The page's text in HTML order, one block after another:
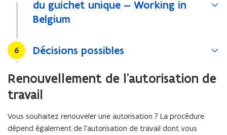
du guichet unique — Working in
Belgium
Stap
6 Décisions possibles
Renouvellement de l’autorisation de
travail
Vous souhaitez renouveler une autorisation ? La procédure
dépend également de l’autorisation de travail dont vous